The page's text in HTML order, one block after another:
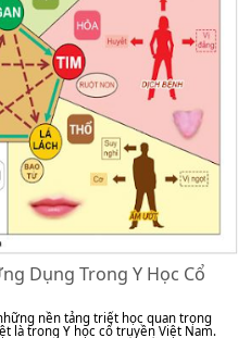
Dụng Trong Y Học Cổ
nền tảng triết học quan trọng
là trong Y học cổ truyền Việt Nam.